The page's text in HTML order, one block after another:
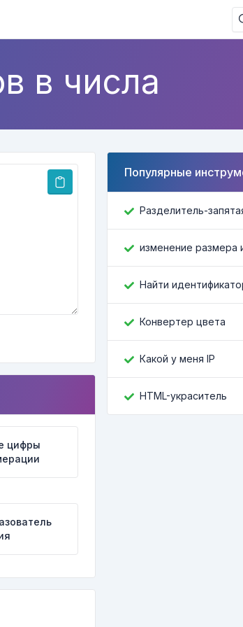
в числа
цифры
Популярные
Разделитель-
Конвертер цвета
Какой у меня IP
HTML-украситель